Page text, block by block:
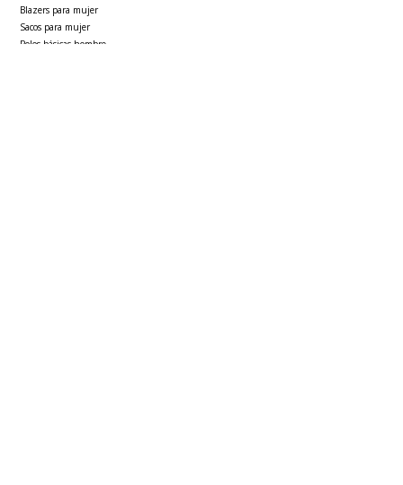
Blazers para mujer
Sacos para mujer
Polos básicas hombre